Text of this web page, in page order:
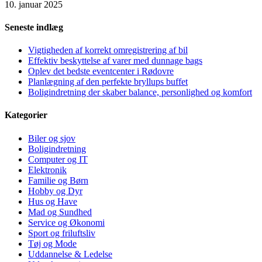
10. januar 2025
Seneste indlæg
Vigtigheden af korrekt omregistrering af bil
Effektiv beskyttelse af varer med dunnage bags
Oplev det bedste eventcenter i Rødovre
Planlægning af den perfekte bryllups buffet
Boligindretning der skaber balance, personlighed og komfort
Kategorier
Biler og sjov
Boligindretning
Computer og IT
Elektronik
Familie og Børn
Hobby og Dyr
Hus og Have
Mad og Sundhed
Service og Økonomi
Sport og friluftsliv
Tøj og Mode
Uddannelse & Ledelse